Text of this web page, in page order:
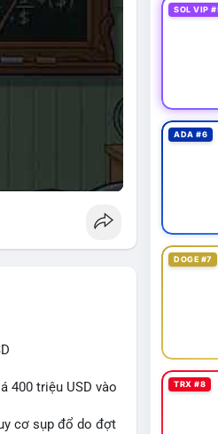
400 triệu USD vào
cơ sụp đổ do đợt
SOL VIP
ADA #6
DOGE #7
TRX #8